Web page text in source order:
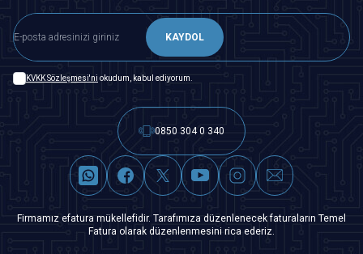
KAYDOL
KVKK Sözleşmesi'ni okudum, kabul ediyorum.
0850 304 0 340
Firmamız efatura mükellefidir. Tarafımıza düzenlenecek faturaların Temel
Fatura olarak düzenlenmesini rica ederiz.